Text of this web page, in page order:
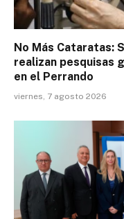
No Más Cataratas:
realizan pesquisas
en el Perrando
viernes, 7 agosto 2026